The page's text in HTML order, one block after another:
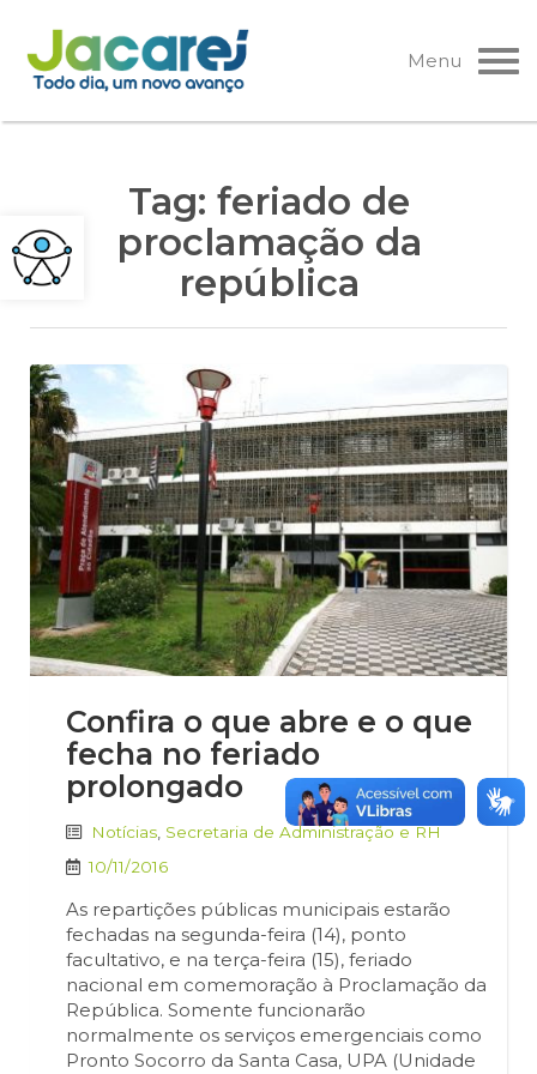
Pular
para
o
Menu
Tag: feriado de
proclamação da
república
Confira o que abre e o que
fecha no feriado
prolongado
Notícias Secretaria de Administração e RH
10/11/2016
As repartições públicas municipais estarão
fechadas na segunda-feira (14), ponto
facultativo, e na terça-feira (15), feriado
nacional em comemoração à Proclamação da
República. Somente funcionarão
normalmente os serviços emergenciais como
Pronto Socorro da Santa Casa, UPA (Unidade